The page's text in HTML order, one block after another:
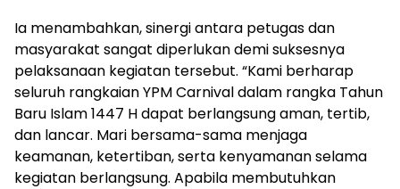
Ia menambahkan, sinergi antara petugas dan
masyarakat sangat diperlukan demi suksesnya
pelaksanaan kegiatan tersebut. “Kami berharap
seluruh rangkaian YPM Carnival dalam rangka Tahun
Baru Islam 1447 H dapat berlangsung aman, tertib,
dan lancar. Mari bersama-sama menjaga
keamanan, ketertiban, serta kenyamanan selama
kegiatan berlangsung. Apabila membutuhkan